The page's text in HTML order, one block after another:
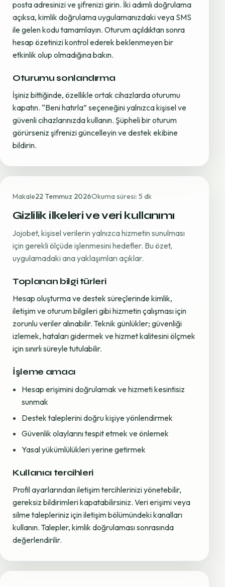
posta adresinizi ve şifrenizi girin. İki adımlı doğrulama
açıksa, kimlik doğrulama uygulamanızdaki veya SMS
ile gelen kodu tamamlayın. Oturum açıldıktan sonra
hesap özetinizi kontrol ederek beklenmeyen bir
etkinlik olup olmadığına bakın.
Oturumu sonlandırma
İşiniz bittiğinde, özellikle ortak cihazlarda oturumu
kapatın. “Beni hatırla” seçeneğini yalnızca kişisel ve
güvenli cihazlarınızda kullanın. Şüpheli bir oturum
görürseniz şifrenizi güncelleyin ve destek ekibine
bildirin.
Makale22 Temmuz 2026Okuma süresi: 5 dk
Gizlilik ilkeleri ve veri kullanımı
Jojobet, kişisel verilerin yalnızca hizmetin sunulması
için gerekli ölçüde işlenmesini hedefler. Bu özet,
uygulamadaki ana yaklaşımları açıklar.
Toplanan bilgi türleri
Hesap oluşturma ve destek süreçlerinde kimlik,
iletişim ve oturum bilgileri gibi hizmetin çalışması için
zorunlu veriler alınabilir. Teknik günlükler; güvenliği
izlemek, hataları gidermek ve hizmet kalitesini ölçmek
için sınırlı süreyle tutulabilir.
İşleme amacı
Hesap erişimini doğrulamak ve hizmeti kesintisiz
sunmak
Destek taleplerini doğru kişiye yönlendirmek
Güvenlik olaylarını tespit etmek ve önlemek
Yasal yükümlülükleri yerine getirmek
Kullanıcı tercihleri
Profil ayarlarından iletişim tercihlerinizi yönetebilir,
gereksiz bildirimleri kapatabilirsiniz. Veri erişimi veya
silme talepleriniz için iletişim bölümündeki kanalları
kullanın. Talepler, kimlik doğrulaması sonrasında
değerlendirilir.